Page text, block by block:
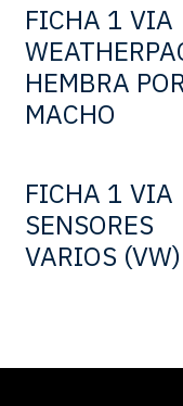
FICHA 1 VIA
HEMBRA
MACHO
FICHA 1 VIA
SENSORES
VARIOS (VW)